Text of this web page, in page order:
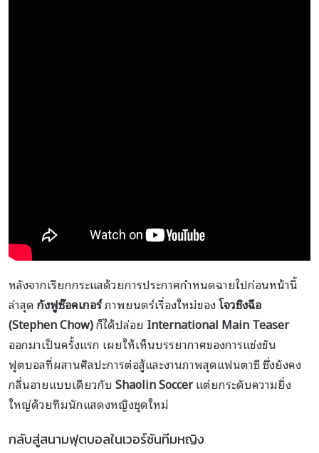
หลังจากเรียกกระแสด้วยการประกาศกำหนดฉายไปก่อนหน้านี้
ล่าสุดกังฟูซ๊อคเกอร์ภาพยนตร์เรื่องใหม่ของโจวซิงฉือ
(Stephen Chow)ก็ได้ปล่อย International Main Teaser
ออกมาเป็นครั้งแรก เผยให้เห็นบรรยากาศของการแข่งขัน
ฟุตบอลที่ผสานศิลปะการต่อสู้และงานภาพสุดแฟนตาซี ซึ่งยังคง
กลิ่นอายแบบเดียวกับShaolin Soccerแต่ยกระดับความยิ่ง
ใหญ่ด้วยทีมนักแสดงหญิงชุดใหม่
กลับสู่สนามฟุตบอลในเวอร์ชันทีมหญิง